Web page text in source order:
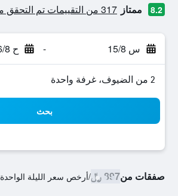
8.2 ممتاز 317 من التقييمات تم التحقق منها
س 15/8 - ح 16/8
2 من الضيوف، غرفة واحدة
بحث
صفقات من897 ﷼ /أرخص سعر الليلة الواحدة